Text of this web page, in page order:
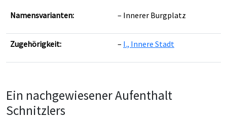
Namensvarianten: Innerer Burgplatz
Zugehörigkeit: I., Innere Stadt
Ein nachgewiesener Aufenthalt
Schnitzlers